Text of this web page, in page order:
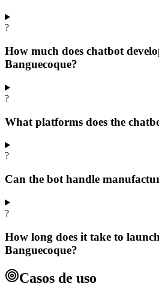
?
How much does chatbot
Banguecoque?
?
What platforms does the
?
Can the bot handle
?
How long does it take to
Banguecoque?
Casos de uso